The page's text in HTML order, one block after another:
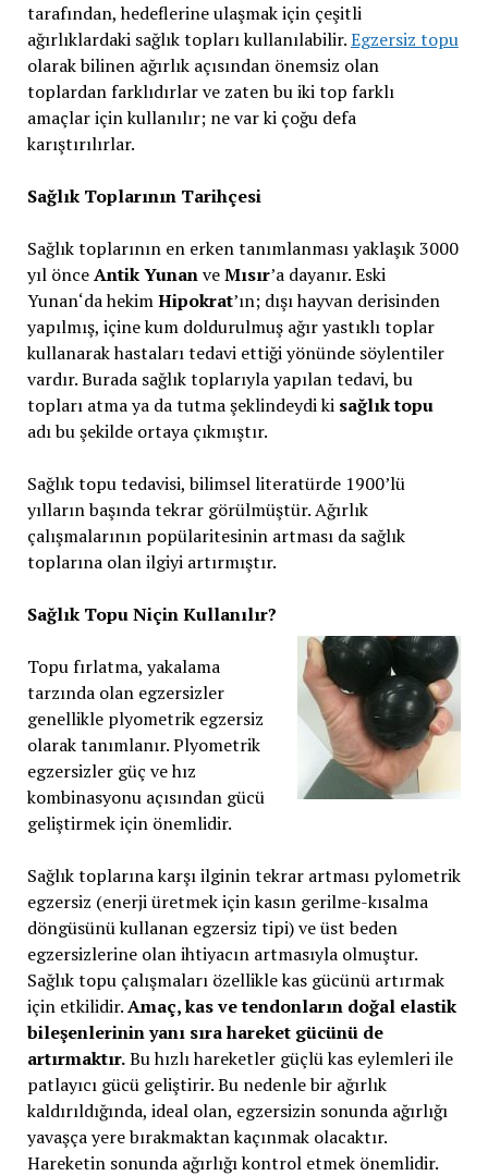
tarafından, hedeflerine ulaşmak için çeşitli
ağırlıklardaki sağlık topları kullanılabilir.Egzersiz topu
olarak bilinen ağırlık açısından önemsiz olan
toplardan farklıdırlar ve zaten bu iki top farklı
amaçlar için kullanılır; ne var ki çoğu defa
karıştırılırlar.
Sağlık Toplarının Tarihçesi
Sağlık toplarının en erken tanımlanması yaklaşık 3000
yıl önceAntik YunanveMısır’a dayanır. Eski
Yunan‘da hekimHipokrat’ın; dışı hayvan derisinden
yapılmış, içine kum doldurulmuş ağır yastıklı toplar
kullanarak hastaları tedavi ettiği yönünde söylentiler
vardır. Burada sağlık toplarıyla yapılan tedavi, bu
topları atma ya da tutma şeklindeydi ki sağlık topu
adı bu şekilde ortaya çıkmıştır.
Sağlık topu tedavisi, bilimsel literatürde 1900’lü
yılların başında tekrar görülmüştür. Ağırlık
çalışmalarının popülaritesinin artması da sağlık
toplarına olan ilgiyi artırmıştır.
Sağlık Topu Niçin Kullanılır?
Topu fırlatma, yakalama
tarzında olan egzersizler
genellikle plyometrik egzersiz
olarak tanımlanır. Plyometrik
egzersizler güç ve hız
kombinasyonu açısından gücü
geliştirmek için önemlidir.
Sağlık toplarına karşı ilginin tekrar artması pylometrik
egzersiz (enerji üretmek için kasın gerilme-kısalma
döngüsünü kullanan egzersiz tipi) ve üst beden
egzersizlerine olan ihtiyacın artmasıyla olmuştur.
Sağlık topu çalışmaları özellikle kas gücünü artırmak
için etkilidir.Amaç, kas ve tendonların doğal elastik
bileşenlerinin yanı sıra hareket gücünü de
artırmaktır.Bu hızlı hareketler güçlü kas eylemleri ile
patlayıcı gücü geliştirir. Bu nedenle bir ağırlık
kaldırıldığında, ideal olan, egzersizin sonunda ağırlığı
yavaşça yere bırakmaktan kaçınmak olacaktır.
Hareketin sonunda ağırlığı kontrol etmek önemlidir.